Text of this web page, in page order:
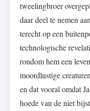
tweelingbroer
daar deel te nemen
terecht op een
technologische
rondom hem een
moordlustige
en dat vooral omdat
hoede van de niet